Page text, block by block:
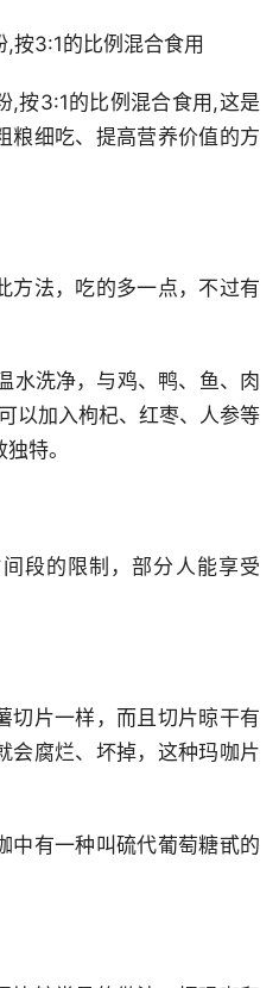
按3:1的比例混合食用
,按3:1的比例混合食用,这是
粮细吃、提高营养价值的方
方法，吃的多一点，不过有
水洗净，与鸡、鸭、鱼、肉
以加入枸杞、红枣、人参等
特。
段的限制，部分人能享受
切片一样，而且切片晾干有
会腐烂、坏掉，这种玛咖片
中有一种叫硫代葡萄糖甙的